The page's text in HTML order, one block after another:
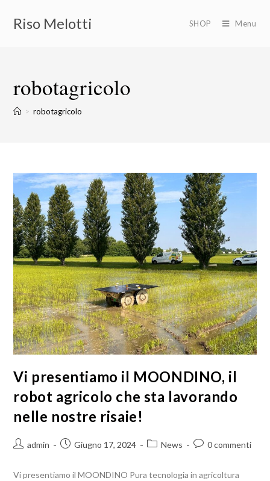
Riso Melotti SHOP Menu
robotagricolo
> robotagricolo
Vi presentiamo il MOONDINO, il
robot agricolo che sta lavorando
nelle nostre risaie!
admin Giugno 17, 2024 News 0 commenti
Vi presentiamo il MOONDINO Pura tecnologia in agricoltura